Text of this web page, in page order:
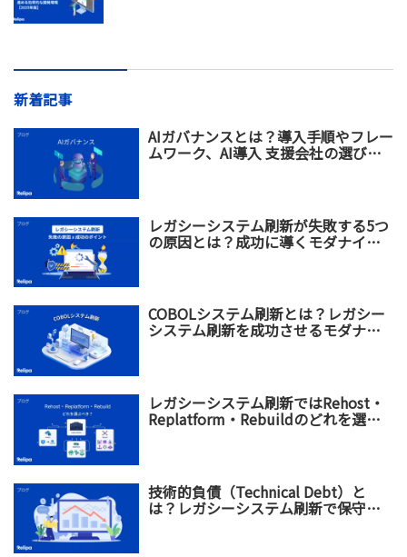
新着記事
AIガバナンスとは？導入手順やフレー
ムワーク、AI導入 支援会社の選び方
レガシーシステム刷新が失敗する5つ
の原因とは？成功に導くモダナイゼ
COBOLシステム刷新とは？レガシー
システム刷新を成功させるモダナイ
レガシーシステム刷新ではRehost・
Replatform・Rebuildのどれを選ぶ
技術的負債（Technical Debt）と
は？レガシーシステム刷新で保守コ